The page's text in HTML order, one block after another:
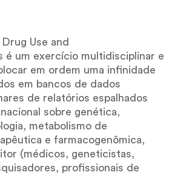
Use and
é um exercício multidisciplinar e
em ordem uma infinidade
em bancos de dados
de relatórios espalhados
sobre genética,
metabolismo de
e farmacogenômica,
(médicos, geneticistas,
profissionais de